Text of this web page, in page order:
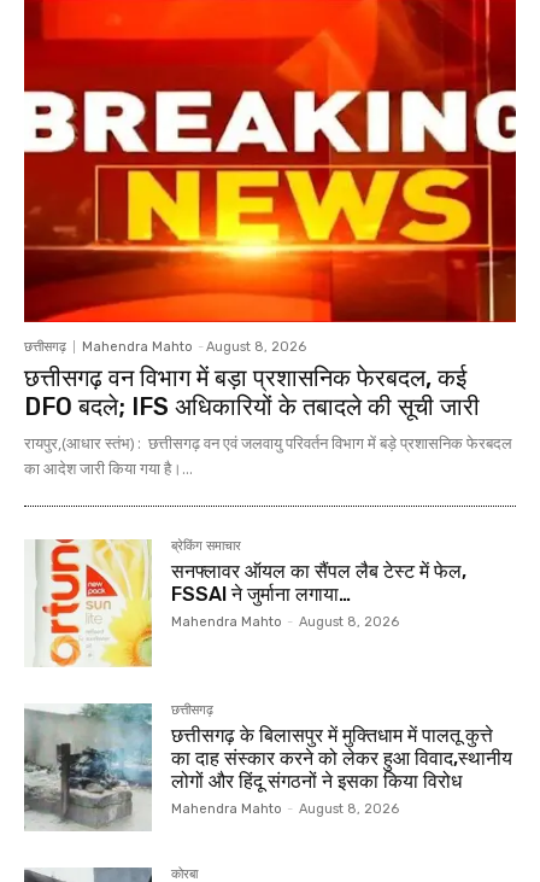
छत्तीसगढ़ Mahendra Mahto - August 8, 2026
छत्तीसगढ़ वन विभाग में बड़ा प्रशासनिक फेरबदल, कई
DFO बदले; IFS अधिकारियों के तबादले की सूची जारी
रायपुर,(आधार स्तंभ) : छत्तीसगढ़ वन एवं जलवायु परिवर्तन विभाग में बड़े प्रशासनिक फेरबदल
का आदेश जारी किया गया है।...
ब्रेकिंग समाचार
सनफ्लावर ऑयल का सैंपल लैब टेस्ट में फेल,
FSSAI ने जुर्माना लगाया…
Mahendra Mahto - August 8, 2026
छत्तीसगढ़
छत्तीसगढ़ के बिलासपुर में मुक्तिधाम में पालतू कुत्ते
का दाह संस्कार करने को लेकर हुआ विवाद,स्थानीय
लोगों और हिंदू संगठनों ने इसका किया विरोध
Mahendra Mahto - August 8, 2026
कोरबा